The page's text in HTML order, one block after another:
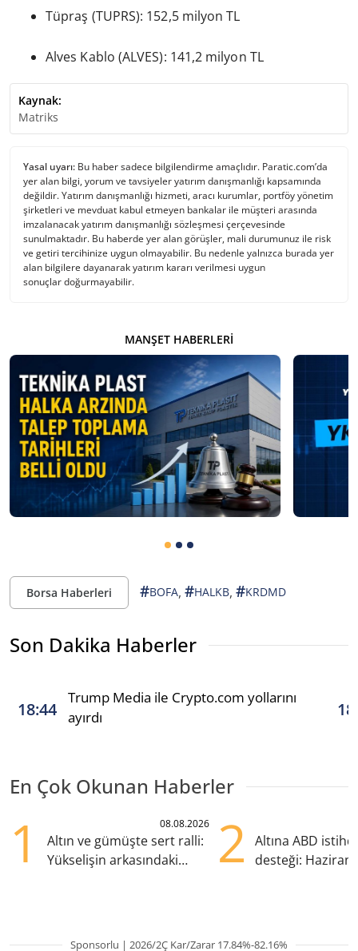
Tüpraş (TUPRS): 152,5 milyon TL
Alves Kablo (ALVES): 141,2 milyon TL
Kaynak:
Matriks
Yasal uyarı: Bu haber sadece bilgilendirme amaçlıdır. Paratic.com’da
yer alan bilgi, yorum ve tavsiyeler yatırım danışmanlığı kapsamında
değildir. Yatırım danışmanlığı hizmeti, aracı kurumlar, portföy yönetim
şirketleri ve mevduat kabul etmeyen bankalar ile müşteri arasında
imzalanacak yatırım danışmanlığı sözleşmesi çerçevesinde
sunulmaktadır. Bu haberde yer alan görüşler, mali durumunuz ile risk
ve getiri tercihinize uygun olmayabilir. Bu nedenle yalnızca burada yer
alan bilgilere dayanarak yatırım kararı verilmesi uygun
sonuçlar doğurmayabilir.
MANŞET HABERLERI
Borsa Haberleri #BOFA, #HALKB, #KRDMD
Son Dakika Haberler
18:44
Trump Media ile Crypto.com yollarını
ayırdı
En Çok Okunan Haberler
1 08.08.2026
Altın ve gümüşte sert ralli:
Yükselişin arkasındaki
2
Altına ABD
desteği:
Sponsorlu | 2026/2Ç Kar/Zarar 17.84%-82.16%